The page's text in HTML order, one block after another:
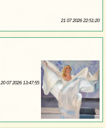
21 07 2026 22:51:20
20 07 2026 13:47:55